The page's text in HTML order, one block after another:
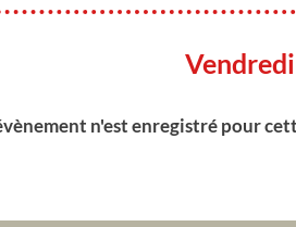
n'est enregistré pour